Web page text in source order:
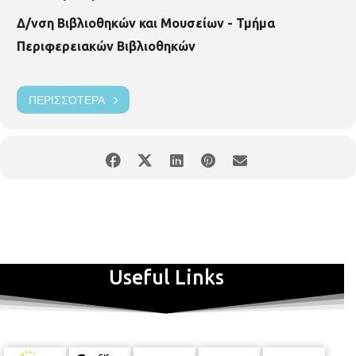
Δ/νση Βιβλιοθηκών και Μουσείων - Τμήμα
Περιφερειακών Βιβλιοθηκών
ΠΕΡΙΣΣΌΤΕΡΑ
Useful Links